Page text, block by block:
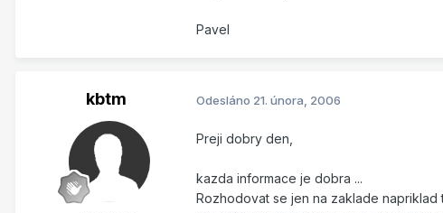
Pavel
kbtm Odesláno 21. února, 2006
Preji dobry den,
kazda informace je dobra ...
Rozhodovat se jen na zaklade